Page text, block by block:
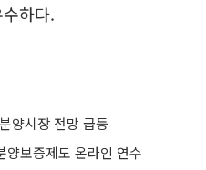
하다.
양시장 전망 급등
보증제도 온라인 연수